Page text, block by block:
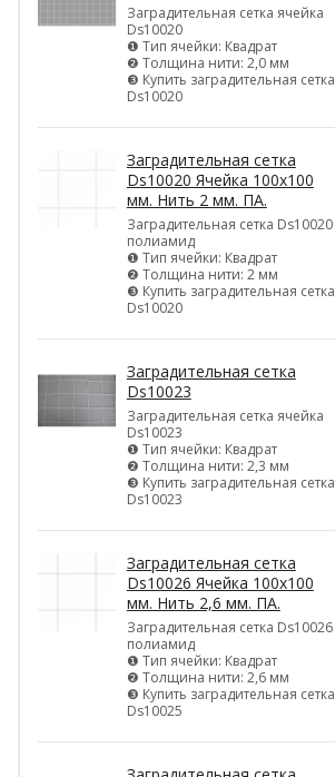
Заградительная сетка ячейка
Ds10020
❶ Тип ячейки: Квадрат
❷ Толщина нити: 2,0 мм
❸ Купить заградительная сетка
Ds10020
Заградительная сетка
Ds10020 Ячейка 100х100
мм. Нить 2 мм. ПА.
Заградительная сетка Ds10020
полиамид
❶ Тип ячейки: Квадрат
❷ Толщина нити: 2 мм
❸ Купить заградительная сетка
Ds10020
Заградительная сетка
Ds10023
Заградительная сетка ячейка
Ds10023
❶ Тип ячейки: Квадрат
❷ Толщина нити: 2,3 мм
❸ Купить заградительная сетка
Ds10023
Заградительная сетка
Ds10026 Ячейка 100х100
мм. Нить 2,6 мм. ПА.
Заградительная сетка Ds10026
полиамид
❶ Тип ячейки: Квадрат
❷ Толщина нити: 2,6 мм
❸ Купить заградительная сетка
Ds10025